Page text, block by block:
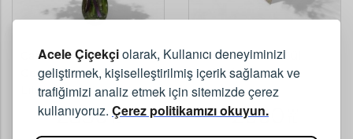
Acele Çiçekçiolarak, Kullanıcı deneyiminizi
geliştirmek, kişiselleştirilmiş içerik sağlamak ve
trafiğimizi analiz etmek için sitemizde çerez
kullanıyoruz. Çerez politikamızı okuyun.
Cam Vazoda Renkli
Gerberalar ve Beyaz
Lilyum
2850 ,00
TL
İthal 15 Kırmızı Gül
Buketi
2000